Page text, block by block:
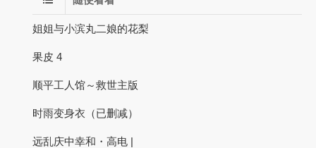
姐姐与小滨丸二娘的花梨
果皮 4
顺平工人馆～救世主版
时雨变身衣（已删减）
远乱庆中幸和・高电 |